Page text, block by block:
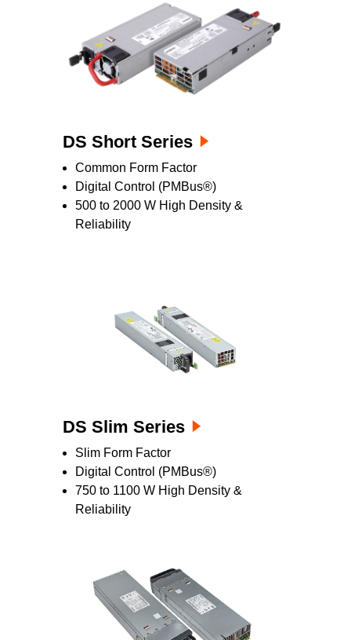
DS Short Series
Common Form Factor
Digital Control (PMBus®)
500 to 2000 W High Density &
Reliability
DS Slim Series
Slim Form Factor
Digital Control (PMBus®)
750 to 1100 W High Density &
Reliability